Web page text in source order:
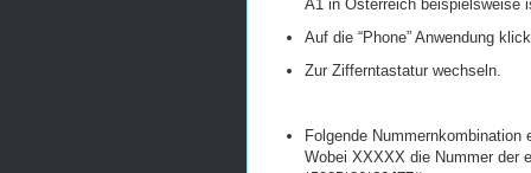
A1in Österreich beispielsweise
Auf die “Phone” Anwendung
Zur Zifferntastatur wechseln.
Folgende Nummernkombination
Wobei XXXXX die Nummer der